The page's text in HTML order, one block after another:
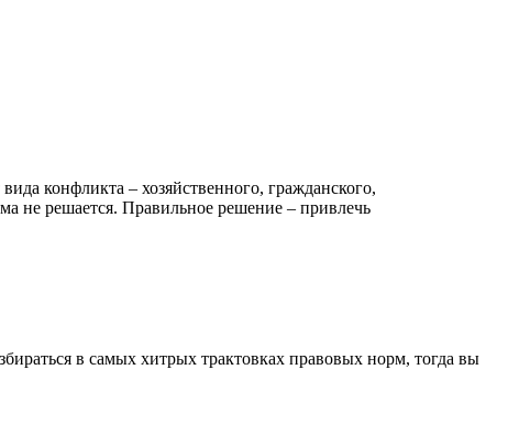
конфликта – хозяйственного, гражданского,
не решается. Правильное решение – привлечь
в самых хитрых трактовках правовых норм, тогда вы